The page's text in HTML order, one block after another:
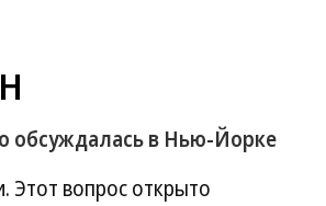
обсуждалась в Нью-Йорке
Этот вопрос открыто